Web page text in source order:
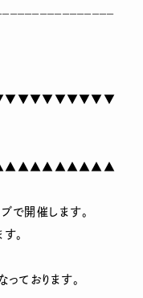
で開催します。
。
ております。